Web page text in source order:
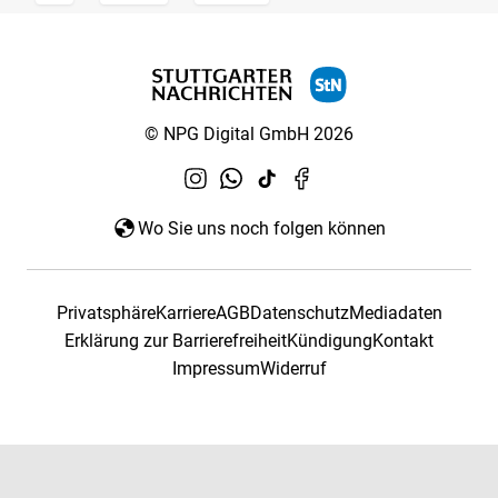
© NPG Digital GmbH 2026
Wo Sie uns noch folgen können
PrivatsphäreKarriereAGBDatenschutzMediadaten
Erklärung zur BarrierefreiheitKündigungKontakt
ImpressumWiderruf